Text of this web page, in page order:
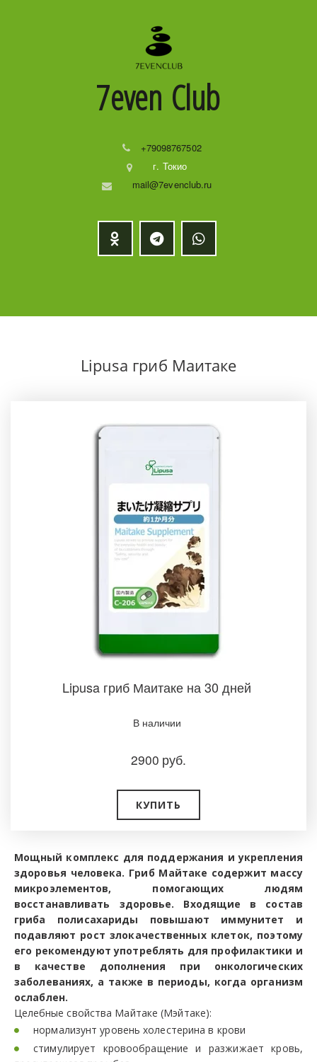
7even Club
+79098767502
г. Токио
mail@7evenclub.ru
Lipusa гриб Маитаке
Lipusa гриб Маитаке на 30 дней
В наличии
2900 руб.
КУПИТЬ
Мощный комплекс для поддержания и укрепления
здоровья человека. Гриб Майтаке содержит массу
микроэлементов, помогающих людям
восстанавливать здоровье. Входящие в состав
гриба полисахариды повышают иммунитет и
подавляют рост злокачественных клеток, поэтому
его рекомендуют употреблять для профилактики и
в качестве дополнения при онкологических
заболеваниях, а также в периоды, когда организм
ослаблен.
Целебные свойства Майтаке (Мэйтаке):
нормализунт уровень холестерина в крови
стимулирует кровообращение и разжижает кровь,